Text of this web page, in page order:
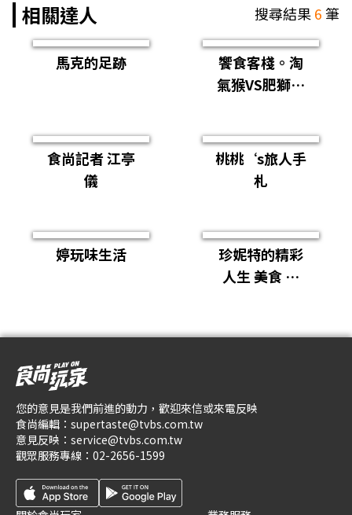
相關達人 搜尋結果6筆
馬克的足跡
饗食客棧。淘
氣猴VS肥獅子
食尚記者 江亭
儀
桃桃‘s旅人手
札
婷玩味生活
珍妮特的精彩
人生 美食 ×
您的意見是我們前進的動力，歡迎來信或來電反映
食尚編輯： supertaste@tvbs.com.tw
意見反映： service@tvbs.com.tw
觀眾服務專線： 02-2656-1599